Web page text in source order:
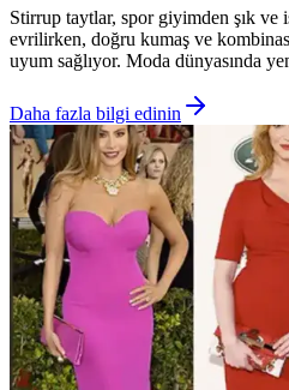
Stirrup taytlar, spor giyimden şık ve
evrilirken, doğru kumaş ve
uyum sağlıyor. Moda dünyasında
Daha fazla bilgi edinin